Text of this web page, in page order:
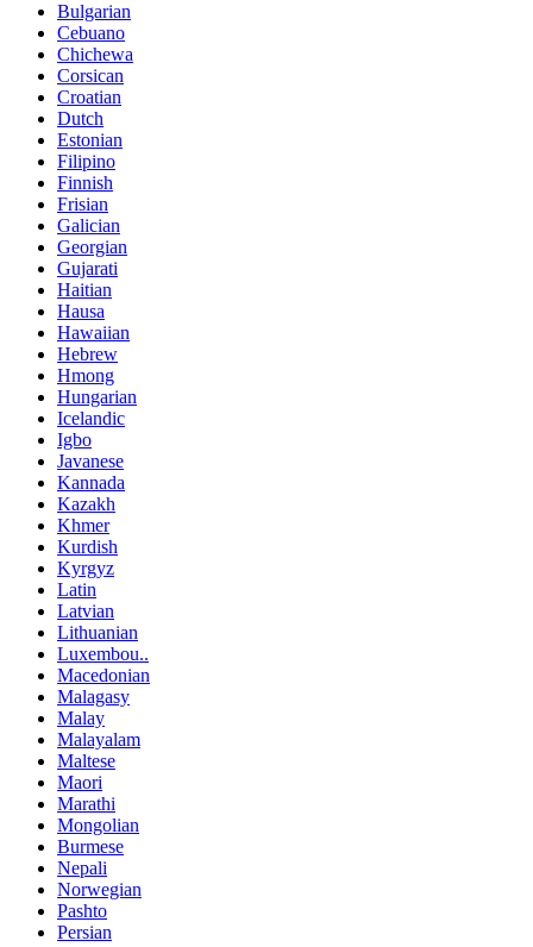
Bulgarian
Cebuano
Chichewa
Corsican
Croatian
Dutch
Estonian
Filipino
Finnish
Frisian
Galician
Georgian
Gujarati
Haitian
Hausa
Hawaiian
Hebrew
Hmong
Hungarian
Icelandic
Igbo
Javanese
Kannada
Kazakh
Khmer
Kurdish
Kyrgyz
Latin
Latvian
Lithuanian
Luxembou..
Macedonian
Malagasy
Malay
Malayalam
Maltese
Maori
Marathi
Mongolian
Burmese
Nepali
Norwegian
Pashto
Persian